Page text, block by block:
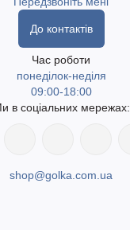
До контактів
Час роботи
понеділок-неділя
09:00-18:00
в соціальних мережах:
shop@golka.com.ua